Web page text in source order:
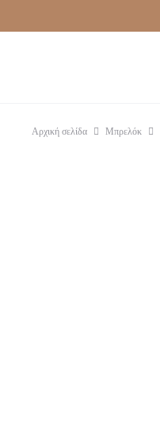
Αρχική σελίδα Μπρελόκ